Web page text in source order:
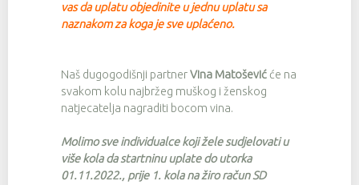
vas da uplatu objedinite u jednu uplatu sa
naznakom za koga je sve uplaćeno.
Naš dugogodišnji partnerVina Matošević će na
svakom kolu najbržeg muškog i ženskog
natjecatelja nagraditi bocom vina.
Molimo sve individualce koji žele sudjelovati u
više kola da startninu uplate do utorka
01.11.2022., prije 1. kola na žiro račun SD